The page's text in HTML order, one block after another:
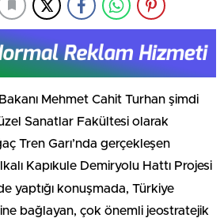
Mehmet Cahit Turhan şimdi
Sanatlar Fakültesi olarak
Tren Garı’nda gerçekleşen
Kapıkule Demiryolu Hattı Projesi
yaptığı konuşmada, Türkiye
bağlayan, çok önemli jeostratejik